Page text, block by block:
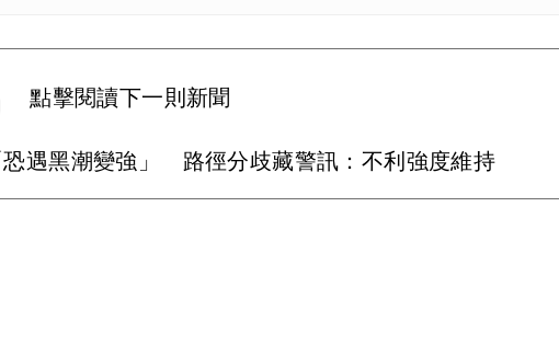
點擊閱讀下一則新聞
遇黑潮變強」 路徑分歧藏警訊：不利強度維持